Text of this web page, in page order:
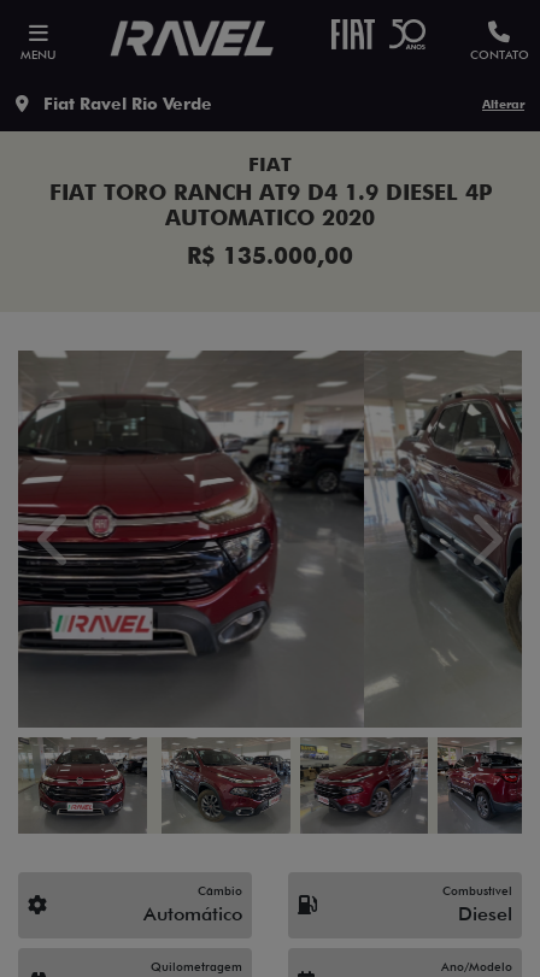
MENU CONTATO
Fiat Ravel Rio Verde Alterar
FIAT
FIAT TORO RANCH AT9 D4 1.9 DIESEL 4P
AUTOMATICO 2020
R$ 135.000,00
Previous Next
Câmbio
Automático
Combustível
Diesel
Quilometragem Ano/Modelo